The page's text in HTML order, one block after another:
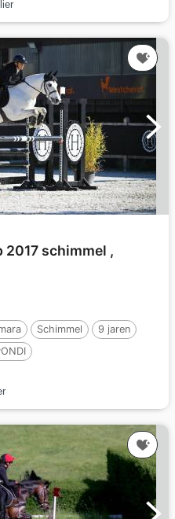
2017 schimmel ,
Schimmel
9 jaren